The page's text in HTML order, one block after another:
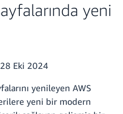
yeni
28 Eki 2024
yenileyen AWS
yeni bir modern